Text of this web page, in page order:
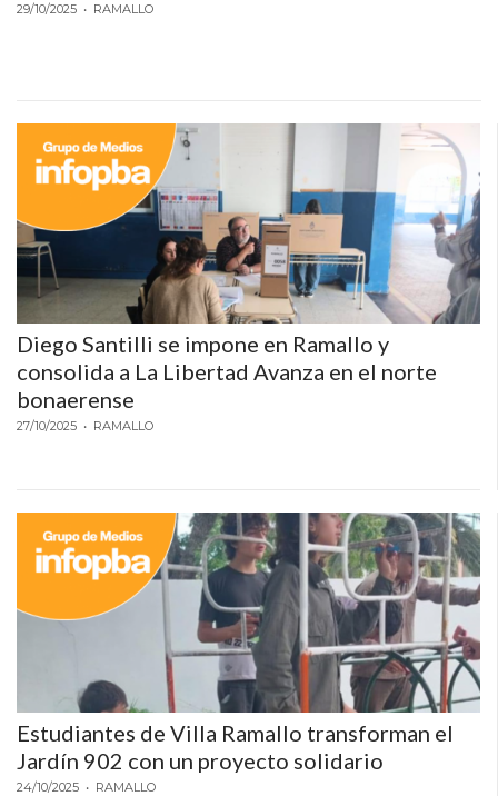
Y
PROFESIONAL
ES
CHANGUITO.COM.AR
Y
CÓMO
FUNCIONA:
CREAR
TIENDAS
ONLINE
POR
WHATSAPP
TIENDA
ARGENTINA:
CHANGUITO.COM.AR
VS
29/10/2025 • RAMALLO
Diego Santilli se impone en Ramallo y
consolida a La Libertad Avanza en el norte
bonaerense
27/10/2025 • RAMALLO
Estudiantes de Villa Ramallo transforman el
Jardín 902 con un proyecto solidario
24/10/2025 • RAMALLO